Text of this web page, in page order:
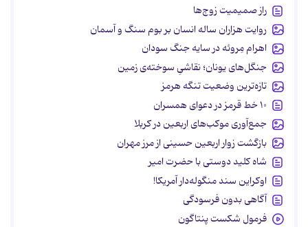
راز صمیمیت زوج‌ها
روایت هزاران ساله انسان بر بوم سنگ و آسمان
اهرام مِروئه در سایه جنگ سودان
جنگل‌های یونان؛ نقاشیِ سوخته‌ی زمین
تازه‌ترین وضعیت تنگه هرمز
۱۰ خط قرمز در دعوای همسران
جمع‌آوری موکب‌های اربعین در کربلا
بازگشت زوار اربعین حسینی از مرز مهران
شاه کلید دوستی با حضرت امیر
اوکراین سند منگوله‌دار آمریکا!
آگاهی بدون فرسودگی
فرمول شکست پنتاگون